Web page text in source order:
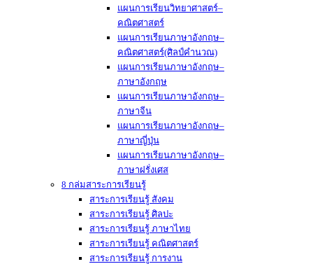
แผนการเรียนวิทยาศาสตร์–
คณิตศาสตร์
แผนการเรียนภาษาอังกฤษ–
คณิตศาสตร์(ศิลป์คำนวณ)
แผนการเรียนภาษาอังกฤษ–
ภาษาอังกฤษ
แผนการเรียนภาษาอังกฤษ–
ภาษาจีน
แผนการเรียนภาษาอังกฤษ–
ภาษาญี่ปุ่น
แผนการเรียนภาษาอังกฤษ–
ภาษาฝรั่งเศส
8 กล่มสาระการเรียนรู้
สาระการเรียนรู้ สังคม
สาระการเรียนรู้ ศิลปะ
สาระการเรียนรู้ ภาษาไทย
สาระการเรียนรู้ คณิตศาสตร์
สาระการเรียนรู้ การงาน